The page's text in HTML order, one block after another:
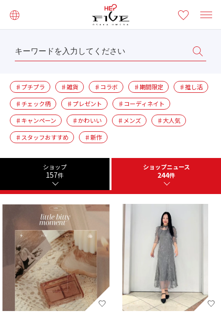
♯プチプラ ♯雑貨 ♯コラボ ♯期間限定
♯推し活
♯チェック柄
♯プレゼント
♯コーディネイト
♯キャンペーン
♯かわいい ♯メンズ
♯大人気
♯スタッフおすすめ
♯新作
ショップ
157件
ショップニュース
244件